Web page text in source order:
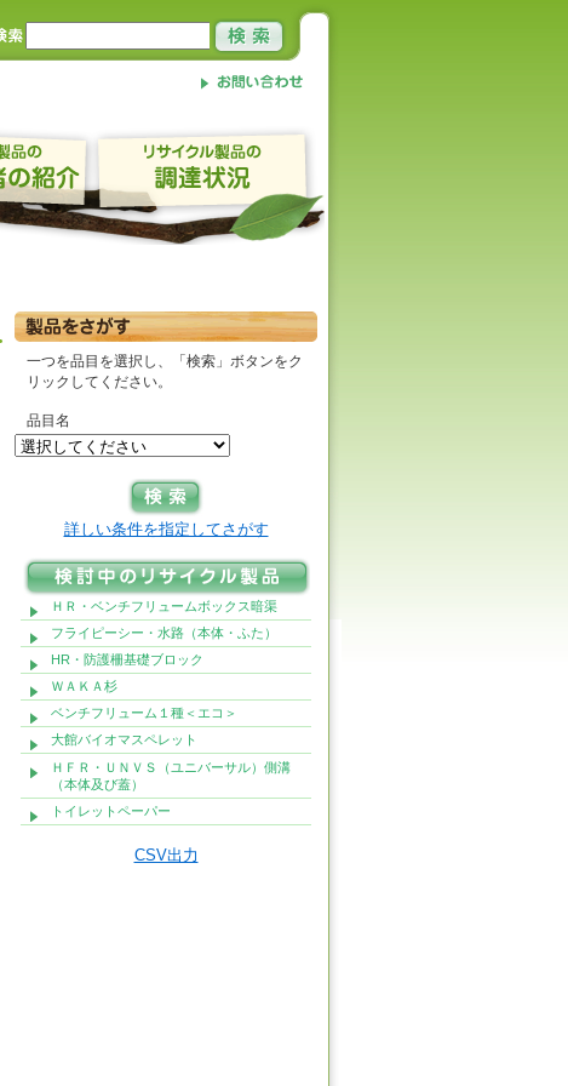
一つを品目を選択し、「検索」ボタンをク
リックしてください。
品目名
詳しい条件を指定してさがす
ＨＲ・ベンチフリュームボックス暗渠
フライピーシー・水路（本体・ふた）
HR・防護柵基礎ブロック
ＷＡＫＡ杉
ベンチフリューム１種＜エコ＞
大館バイオマスペレット
ＨＦＲ・ＵＮＶＳ（ユニバーサル）側溝
（本体及び蓋）
トイレットペーパー
CSV出力